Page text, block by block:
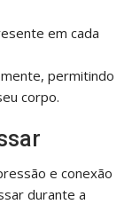
em cada
permitindo
corpo.
e conexão
durante a